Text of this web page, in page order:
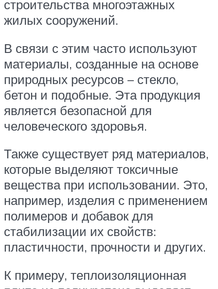
строительства многоэтажных
жилых сооружений.
В связи с этим часто используют
материалы, созданные на основе
природных ресурсов – стекло,
бетон и подобные. Эта продукция
является безопасной для
человеческого здоровья.
Также существует ряд материалов,
которые выделяют токсичные
вещества при использовании. Это,
например, изделия с применением
полимеров и добавок для
стабилизации их свойств:
пластичности, прочности и других.
К примеру, теплоизоляционная